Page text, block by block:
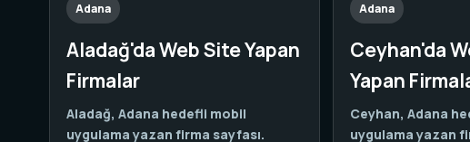
Adana
Aladağ'da Web Site Yapan
Firmalar
Aladağ, Adana hedefli mobil
uygulama yazan firma sayfası.
Adana
Ceyhan'da
Yapan
Ceyhan, Adana
uygulama yazan